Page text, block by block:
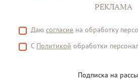
РЕКЛАМА
Даю согласие на обработку
С Политикой обработки
Подписка на